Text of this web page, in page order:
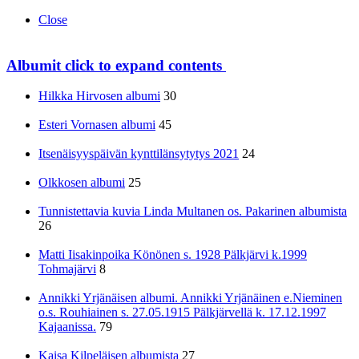
Close
Albumit click to expand contents
Hilkka Hirvosen albumi 30
Esteri Vornasen albumi 45
Itsenäisyyspäivän kynttilänsytytys 2021 24
Olkkosen albumi 25
Tunnistettavia kuvia Linda Multanen os. Pakarinen albumista
26
Matti Iisakinpoika Könönen s. 1928 Pälkjärvi k.1999
Tohmajärvi 8
Annikki Yrjänäisen albumi. Annikki Yrjänäinen e.Nieminen
o.s. Rouhiainen s. 27.05.1915 Pälkjärvellä k. 17.12.1997
Kajaanissa. 79
Kaisa Kilpeläisen albumista 27